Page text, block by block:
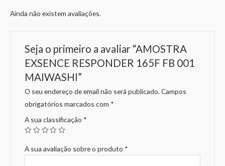
Ainda não existem avaliações.
Seja o primeiro a avaliar “AMOSTRA
EXSENCE RESPONDER 165F FB 001
MAIWASHI”
O seu endereço de email não será publicado. Campos
obrigatórios marcados com *
A sua classificação *
A sua avaliação sobre o produto *